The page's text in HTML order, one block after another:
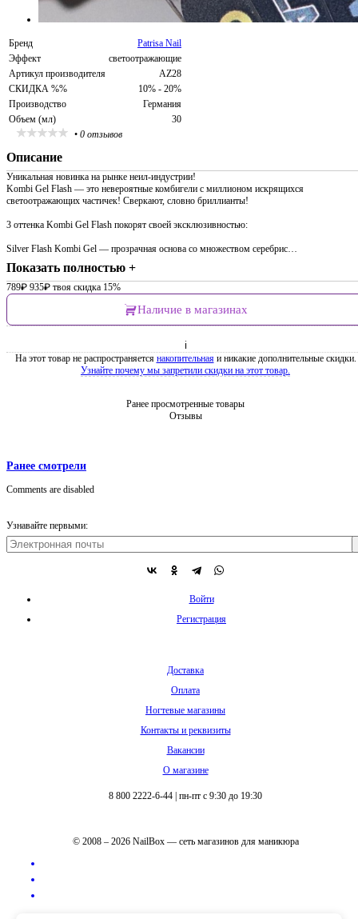
Бренд
Patrisa Nail
Эффект
светоотражающие
Артикул производителя
AZ28
СКИДКА %%
10% - 20%
Производство
Германия
Объем (мл)
30
• 0 отзывов
Описание
Уникальная новинка на рынке неил-индустрии!
Kombi Gel Flash — это невероятные комбигели с миллионом искрящихся
светоотражающих частичек! Сверкают, словно бриллианты!
3 оттенка Kombi Gel Flash покорят своей эксклюзивностью:
Silver Flash Kombi Gel — прозрачная основа со множеством серебрис…
Показать полностью +
789₽ 935₽ твоя скидка 15%
Наличие в магазинах
ℹ
На этот товар не распространяется накопительнаяи никакие дополнительные скидки.
Узнайте почему мы запретили скидки на этот товар.
Ранее просмотренные товары
Отзывы
Ранее смотрели
Comments are disabled
Узнавайте первыми:
Войти
Регистрация
Доставка
Оплата
Ногтевые магазины
Контакты и реквизиты
Вакансии
О магазине
8 800 2222-6-44 пн-пт с 9:30 до 19:30
© 2008 – 2026 NailBox — сеть магазинов для маникюра